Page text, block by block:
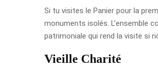
Si tu visites le Panier pour la
monuments isolés. L’ensemble
patrimoniale qui rend la visite si
Vieille Charité